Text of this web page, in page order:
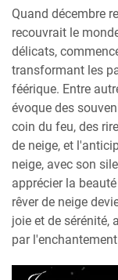
Quand décembre
recouvrait le
délicats,
transformant les
féérique. Entre
évoque des
coin du feu, des
de neige, et
neige, avec son
apprécier la
rêver de neige
joie et de sérénité,
par